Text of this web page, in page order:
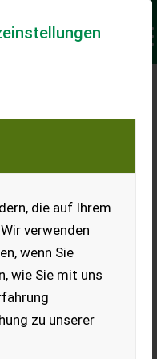
die auf Ihrem
verwenden
wenn Sie
wie Sie mit uns
zu unserer
–